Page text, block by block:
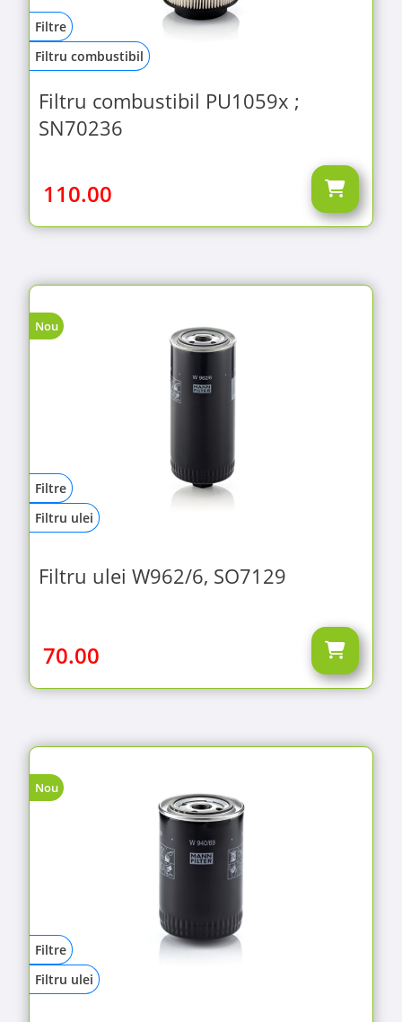
Filtre
Filtru combustibil
Filtru combustibil PU1059x ;
SN70236
110.00
Nou
Filtre
Filtru ulei
Filtru ulei W962/6, SO7129
70.00
Nou
Filtre
Filtru ulei